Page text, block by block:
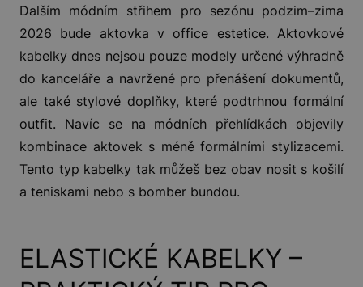
Dalším módním střihem pro sezónu podzim–zima
2026 bude aktovka v office estetice. Aktovkové
kabelky dnes nejsou pouze modely určené výhradně
do kanceláře a navržené pro přenášení dokumentů,
ale také stylové doplňky, které podtrhnou formální
outfit. Navíc se na módních přehlídkách objevily
kombinace aktovek s méně formálními stylizacemi.
Tento typ kabelky tak můžeš bez obav nosit s košilí
a teniskami nebo s bomber bundou.
ELASTICKÉ KABELKY –